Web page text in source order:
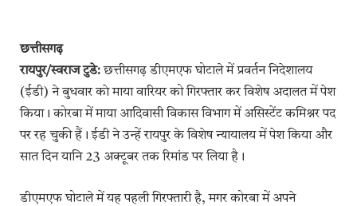
छत्तीसगढ़
रायपुर/स्वराज टुडे:छत्तीसगढ़ डीएमएफ घोटाले में प्रवर्तन निदेशालय
(ईडी) ने बुधवार काे माया वारियर को गिरफ्तार कर विशेष अदालत में पेश
किया। कोरबा में माया आदिवासी विकास विभाग में असिस्टेंट कमिश्नर पद
पर रह चुकी हैं। ईडी ने उन्हें रायपुर के विशेष न्यायालय में पेश किया और
सात दिन यानि 23 अक्टूबर तक रिमांड पर लिया है।
डीएमएफ घोटाले में यह पहली गिरफ्तारी है, मगर कोरबा में अपने